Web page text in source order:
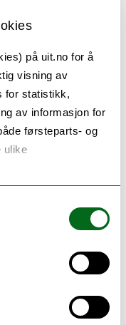
på uit.no for å
visning av
for statistikk,
av informasjon for
førsteparts- og
ulike
fra